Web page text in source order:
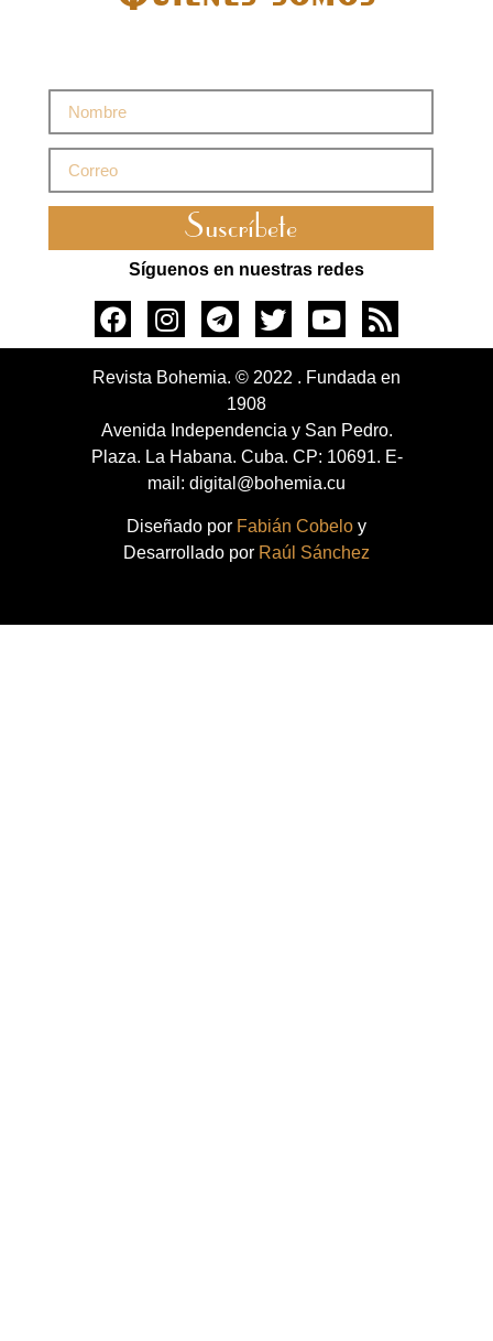
Suscríbete
Síguenos en nuestras redes
Revista Bohemia. © 2022 . Fundada en
1908
Avenida Independencia y San Pedro.
Plaza. La Habana. Cuba. CP: 10691. E-
mail: digital@bohemia.cu
Diseñado por Fabián Cobelo y
Desarrollado por Raúl Sánchez